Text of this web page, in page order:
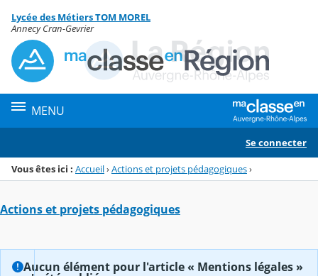
Menu de la rubrique
Contenu
Lycée des Métiers TOM MOREL
Annecy Cran-Gevrier
MENU
Se connecter
Vous êtes ici : Accueil›Actions et projets pédagogiques›
Actions et projets pédagogiques
Aucun élément pour l'article « Mentions légales »